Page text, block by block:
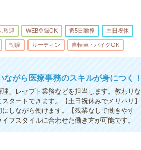
歓迎 WEB登録OK 週5日勤務 土日祝休
制服 ルーティン 自転車・バイクOK
がら医療事務のスキルが身につく！
、レセプト業務などを担当します。教わりな
タートできます。【土日祝休みでメリハリ】
しながら働けます。【残業なしで働きやす
フスタイルに合わせた働き方が可能です。